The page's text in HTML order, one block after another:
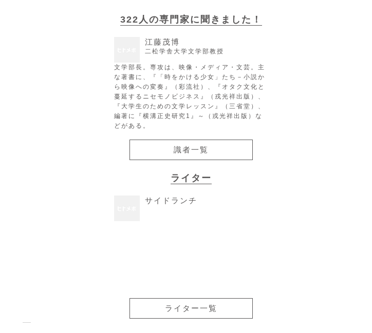
322人の専門家に聞きました！
江藤茂博
二松学舎大学文学部教授
文学部長。専攻は、映像・メディア・文芸。主
な著書に、『「時をかける少女」たち－小説か
ら映像への変奏』（彩流社）、『オタク文化と
蔓延するニセモノビジネス』（戎光祥出版）、
『大学生のための文学レッスン』（三省堂）、
編著に『横溝正史研究1』～（戎光祥出版）な
どがある。
識者一覧
ライター
サイドランチ
ライター一覧